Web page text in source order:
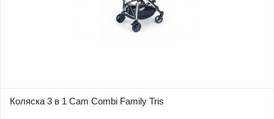
Коляска 3 в 1 Cam Combi Family Tris